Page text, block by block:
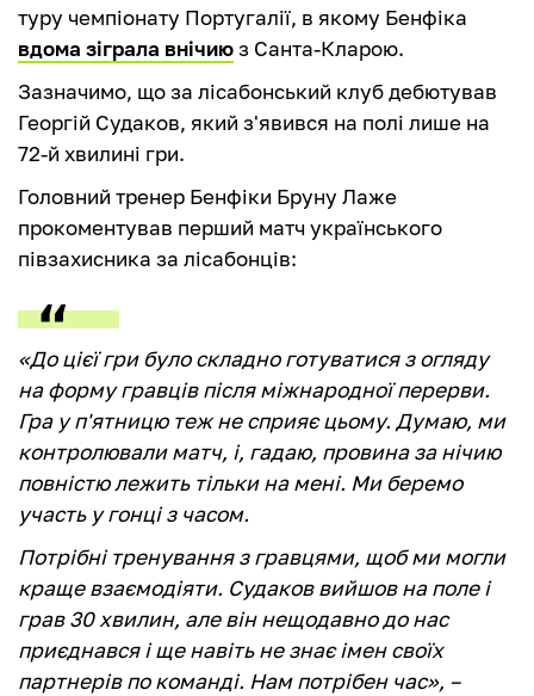
туру чемпіонату Португалії, в якому Бенфіка
вдома зіграла внічиюз Санта-Кларою.
Зазначимо, що за лісабонський клуб дебютував
Георгій Судаков, який з'явився на полі лише на
72-й хвилині гри.
Головний тренер Бенфіки Бруну Лаже
прокоментував перший матч українського
півзахисника за лісабонців:
«До цієї гри було складно готуватися з огляду
на форму гравців після міжнародної перерви.
Гра у п'ятницю теж не сприяє цьому. Думаю, ми
контролювали матч, і, гадаю, провина за нічию
повністю лежить тільки на мені. Ми беремо
участь у гонці з часом.
Потрібні тренування з гравцями, щоб ми могли
краще взаємодіяти. Судаков вийшов на поле і
грав 30 хвилин, але він нещодавно до нас
приєднався і ще навіть не знає імен своїх
партнерів по команді. Нам потрібен час», –